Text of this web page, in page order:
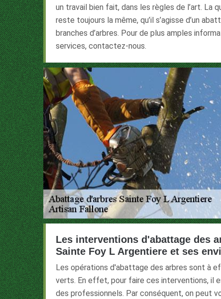
un travail bien fait, dans les règles de l’art. La
reste toujours la même, qu’il s’agisse d’un
branches d’arbres. Pour de plus amples
services, contactez-nous.
Les interventions d'abattage des
Sainte Foy L Argentiere et ses
Les opérations d'abattage des arbres sont à
verts. En effet, pour faire ces interventions, il
des professionnels. Par conséquent, on peut